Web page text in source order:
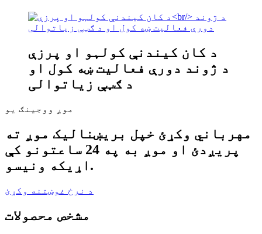
د کان کیندنې کولہو او پرزې
د ژوند دورې فعالیت ښه کول او
د ګټې زیاتوالی
موږ ووجینګ یو
مهرباني وکړئ خپل بریښنالیک موږ ته
پریږدئ او موږ به په 24 ساعتونو کې
اړیکه ونیسو.
د نرخ غوښتنه وکړئ
مشخص محصولات